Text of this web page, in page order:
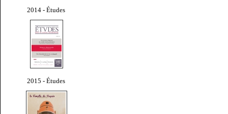
2014 - Études
2015 - Études